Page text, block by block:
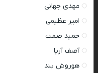
مهدی جهانی
امیر عظیمی
حمید صفت
آصف آریا
هوروش بند